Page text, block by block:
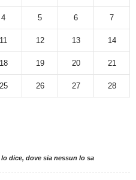
4 5 6 7
11 12 13 14
18 19 20 21
25 26 27
28
dice, dove sia nessun lo sa